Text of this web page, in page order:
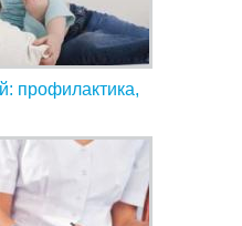
профилактика,